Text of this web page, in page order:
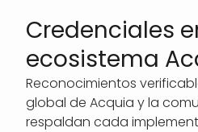
Credenciales
ecosistema
Reconocimientos
global de Acquia y la
respaldan cada